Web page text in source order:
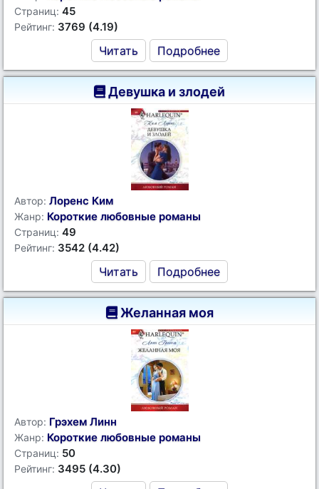
Страниц: 45
Рейтинг: 3769 (4.19)
Читать Подробнее
Девушка и злодей
Автор: Лоренс Ким
Жанр: Короткие любовные романы
Страниц: 49
Рейтинг: 3542 (4.42)
Читать Подробнее
Желанная моя
Автор: Грэхем Линн
Жанр: Короткие любовные романы
Страниц: 50
Рейтинг: 3495 (4.30)